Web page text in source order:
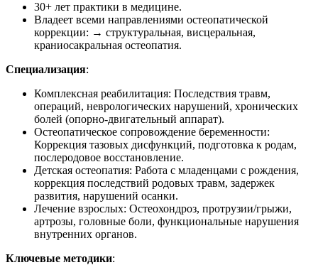
30+ лет практики в медицине.
Владеет всеми направлениями остеопатической
коррекции: → структуральная, висцеральная,
краниосакральная остеопатия.
Специализация:
Комплексная реабилитация: Последствия травм,
операций, неврологических нарушений, хронических
болей (опорно-двигательный аппарат).
Остеопатическое сопровождение беременности:
Коррекция тазовых дисфункций, подготовка к родам,
послеродовое восстановление.
Детская остеопатия: Работа с младенцами с рождения,
коррекция последствий родовых травм, задержек
развития, нарушений осанки.
Лечение взрослых: Остеохондроз, протрузии/грыжи,
артрозы, головные боли, функциональные нарушения
внутренних органов.
Ключевые методики: